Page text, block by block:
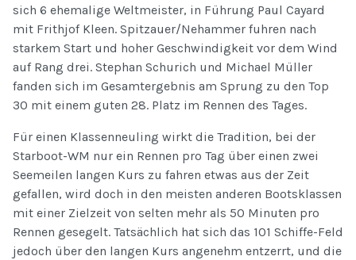
sich 6 ehemalige Weltmeister, in Führung Paul Cayard
mit Frithjof Kleen. Spitzauer/Nehammer fuhren nach
starkem Start und hoher Geschwindigkeit vor dem Wind
auf Rang drei. Stephan Schurich und Michael Müller
fanden sich im Gesamtergebnis am Sprung zu den Top
30 mit einem guten 28. Platz im Rennen des Tages.
Für einen Klassenneuling wirkt die Tradition, bei der
Starboot-WM nur ein Rennen pro Tag über einen zwei
Seemeilen langen Kurs zu fahren etwas aus der Zeit
gefallen, wird doch in den meisten anderen Bootsklassen
mit einer Zielzeit von selten mehr als 50 Minuten pro
Rennen gesegelt. Tatsächlich hat sich das 101 Schiffe-Feld
jedoch über den langen Kurs angenehm entzerrt, und die